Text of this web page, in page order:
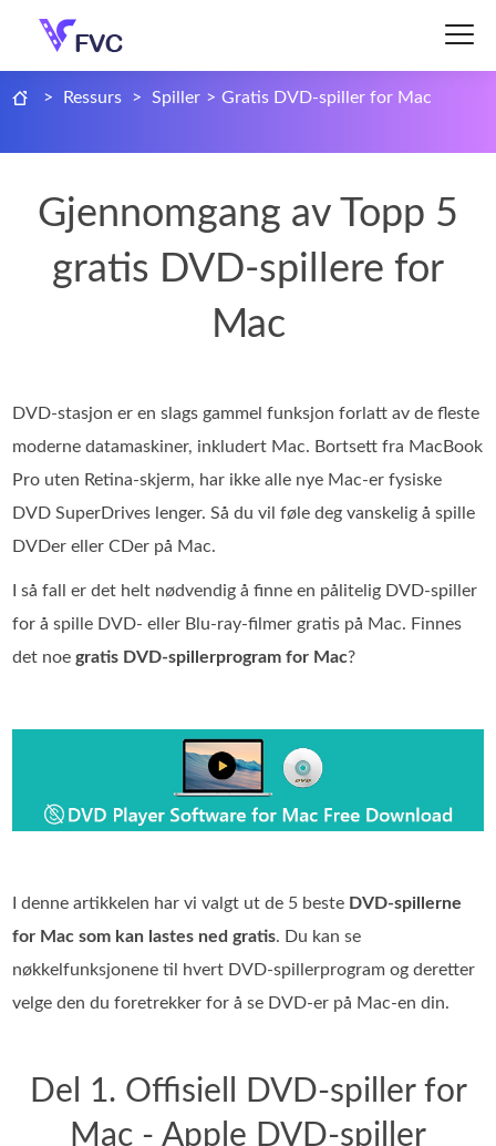
> Ressurs > Spiller > Gratis DVD-spiller for Mac
Gjennomgang av Topp 5
gratis DVD-spillere for
Mac
DVD-stasjon er en slags gammel funksjon forlatt av de fleste
moderne datamaskiner, inkludert Mac. Bortsett fra MacBook
Pro uten Retina-skjerm, har ikke alle nye Mac-er fysiske
DVD SuperDrives lenger. Så du vil føle deg vanskelig å spille
DVDer eller CDer på Mac.
I så fall er det helt nødvendig å finne en pålitelig DVD‑spiller
for å spille DVD‑ eller Blu‑ray‑filmer gratis på Mac. Finnes
det noegratis DVD‑spillerprogram for Mac?
I denne artikkelen har vi valgt ut de 5 beste DVD‑spillerne
for Mac som kan lastes ned gratis. Du kan se
nøkkelfunksjonene til hvert DVD‑spillerprogram og deretter
velge den du foretrekker for å se DVD‑er på Mac‑en din.
Del 1. Offisiell DVD-spiller for
Mac - Apple DVD-spiller